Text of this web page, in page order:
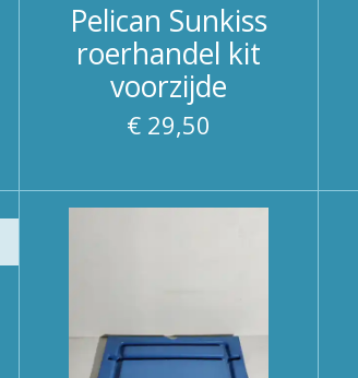
Pelican Sunkiss
roerhandel kit
voorzijde
€ 29,50